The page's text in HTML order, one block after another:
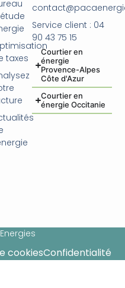
taxes
Service client : 04
90 43 75 15
Courtier en
énergie
Provence-Alpes
Côte d'Azur
Courtier en
énergie Occitanie
cookiesConfidentialité